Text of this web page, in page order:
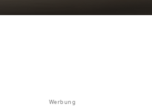
Werbung